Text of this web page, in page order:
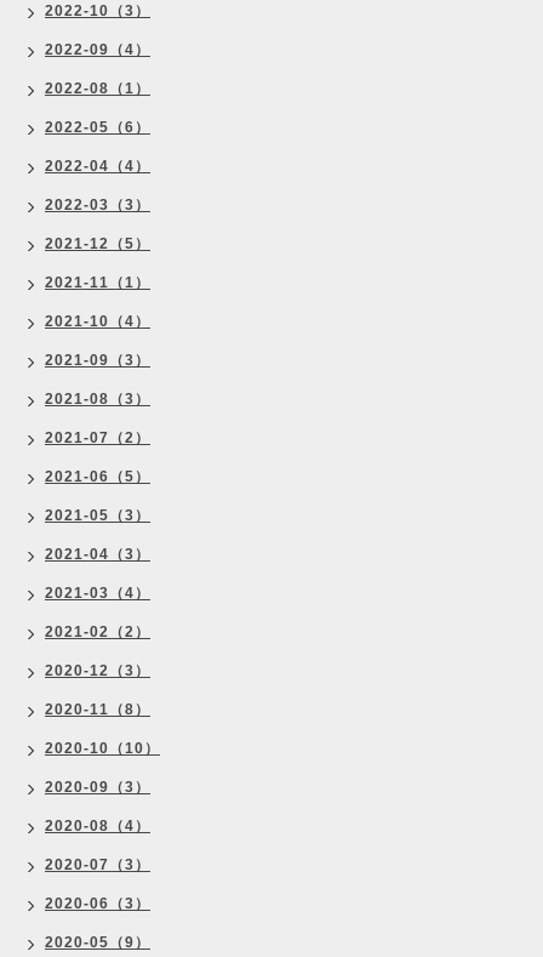
2022-10（3）
2022-09（4）
2022-08（1）
2022-05（6）
2022-04（4）
2022-03（3）
2021-12（5）
2021-11（1）
2021-10（4）
2021-09（3）
2021-08（3）
2021-07（2）
2021-06（5）
2021-05（3）
2021-04（3）
2021-03（4）
2021-02（2）
2020-12（3）
2020-11（8）
2020-10（10）
2020-09（3）
2020-08（4）
2020-07（3）
2020-06（3）
2020-05（9）